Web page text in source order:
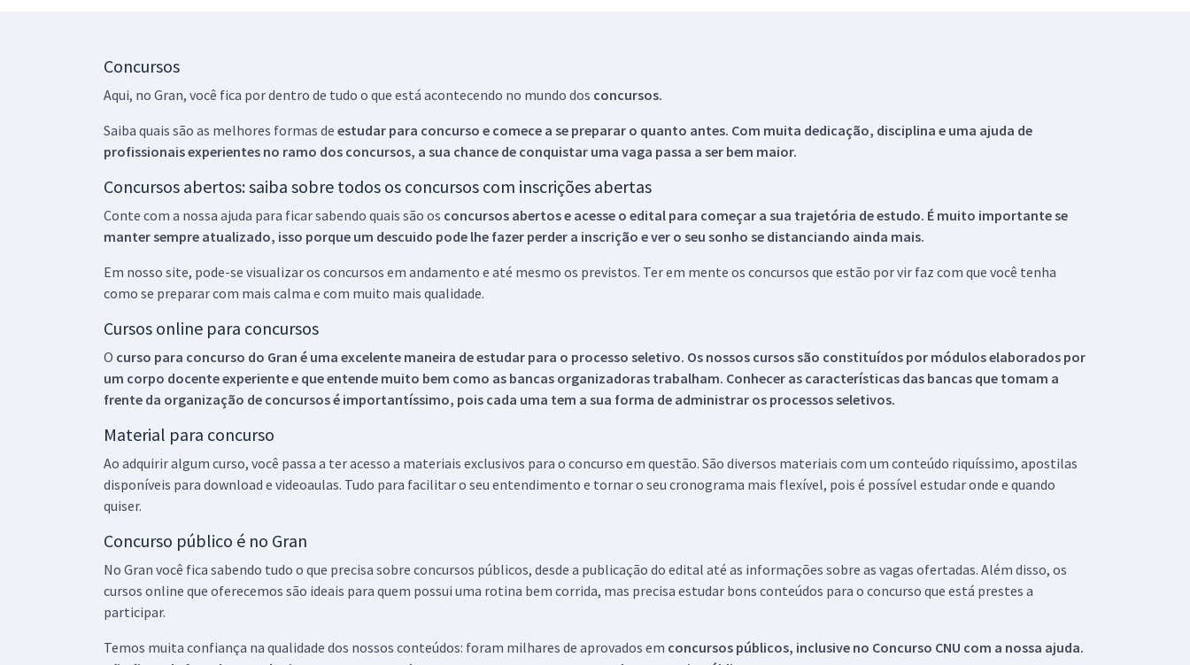
Concursos
Aqui, no Gran, você fica por dentro de tudo o que está acontecendo no mundo dos concursos.
Saiba quais são as melhores formas de estudar para concurso e comece a se preparar o quanto antes. Com muita dedicação, disciplina e uma ajuda de
profissionais experientes no ramo dos concursos, a sua chance de conquistar uma vaga passa a ser bem maior.
Concursos abertos: saiba sobre todos os concursos com inscrições abertas
Conte com a nossa ajuda para ficar sabendo quais são os concursos abertos e acesse o edital para começar a sua trajetória de estudo. É muito importante se
manter sempre atualizado, isso porque um descuido pode lhe fazer perder a inscrição e ver o seu sonho se distanciando ainda mais.
Em nosso site, pode-se visualizar os concursos em andamento e até mesmo os previstos. Ter em mente os concursos que estão por vir faz com que você tenha
como se preparar com mais calma e com muito mais qualidade.
Cursos online para concursos
O curso para concurso do Gran é uma excelente maneira de estudar para o processo seletivo. Os nossos cursos são constituídos por módulos elaborados por
um corpo docente experiente e que entende muito bem como as bancas organizadoras trabalham. Conhecer as características das bancas que tomam a
frente da organização de concursos é importantíssimo, pois cada uma tem a sua forma de administrar os processos seletivos.
Material para concurso
Ao adquirir algum curso, você passa a ter acesso a materiais exclusivos para o concurso em questão. São diversos materiais com um conteúdo riquíssimo, apostilas
disponíveis para download e videoaulas. Tudo para facilitar o seu entendimento e tornar o seu cronograma mais flexível, pois é possível estudar onde e quando
quiser.
Concurso público é no Gran
No Gran você fica sabendo tudo o que precisa sobre concursos públicos, desde a publicação do edital até as informações sobre as vagas ofertadas. Além disso, os
cursos online que oferecemos são ideais para quem possui uma rotina bem corrida, mas precisa estudar bons conteúdos para o concurso que está prestes a
participar.
Temos muita confiança na qualidade dos nossos conteúdos: foram milhares de aprovados em concursos públicos, inclusive no Concurso CNU com a nossa ajuda.